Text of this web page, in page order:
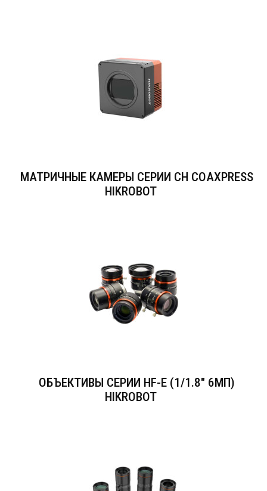
МАТРИЧНЫЕ КАМЕРЫ СЕРИИ CH COAXPRESS
HIKROBOT
ОБЪЕКТИВЫ СЕРИИ HF-E (1/1.8" 6МП)
HIKROBOT